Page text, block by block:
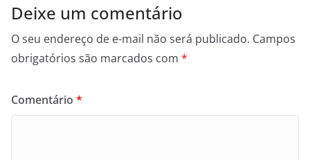
Deixe um comentário
O seu endereço de e-mail não será publicado. Campos
obrigatórios são marcados com *
Comentário *